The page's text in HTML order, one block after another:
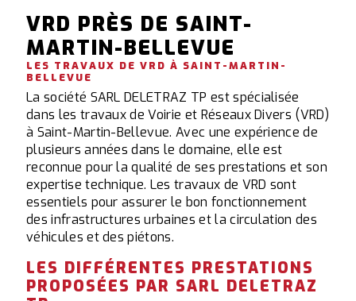
VRD PRÈS DE SAINT-
MARTIN-BELLEVUE
LES TRAVAUX DE VRD À SAINT-MARTIN-
BELLEVUE
La société SARL DELETRAZ TP est spécialisée
dans les travaux de Voirie et Réseaux Divers (VRD)
à Saint-Martin-Bellevue. Avec une expérience de
plusieurs années dans le domaine, elle est
reconnue pour la qualité de ses prestations et son
expertise technique. Les travaux de VRD sont
essentiels pour assurer le bon fonctionnement
des infrastructures urbaines et la circulation des
véhicules et des piétons.
LES DIFFÉRENTES PRESTATIONS
PROPOSÉES PAR SARL DELETRAZ